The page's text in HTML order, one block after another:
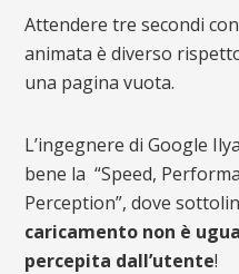
Attendere tre secondi
animata è diverso
una pagina vuota.
L’ingegnere di Google
bene la “Speed,
Perception”, dove
caricamento non è
percepita dall’utente!